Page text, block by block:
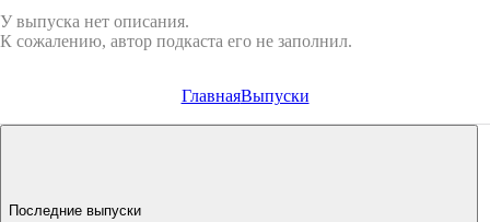
У выпуска нет описания.
К сожалению, автор подкаста его не заполнил.
ГлавнаяВыпуски
Последние выпуски